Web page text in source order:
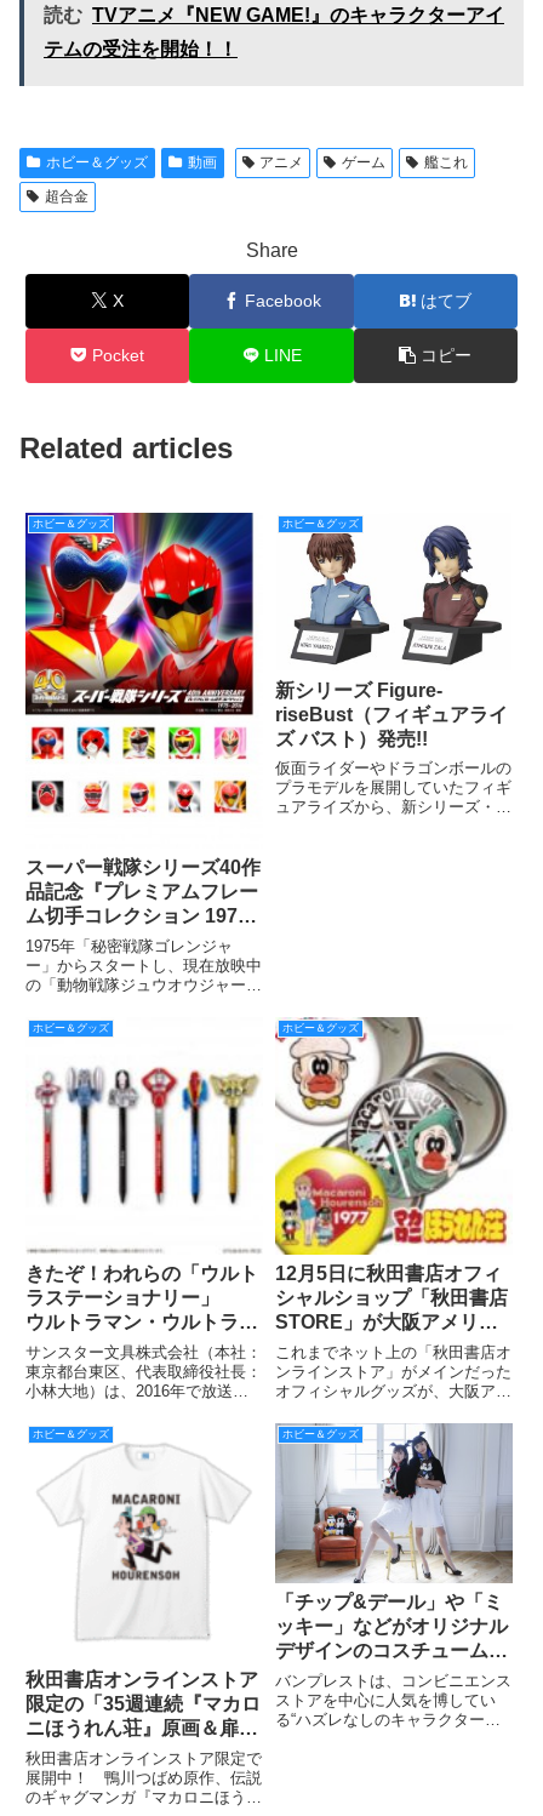
読む TVアニメ『NEW GAME!』のキャラクターアイ
テムの受注を開始！！
ホビー＆グッズ 動画 アニメ ゲーム
艦これ
超合金
Share
X Facebook はてブ
Pocket LINE コピー
Related articles
ホビー＆グッズ
スーパー戦隊シリーズ40作
品記念『プレミアムフレー
ム切手コレクション 1975-
2016』 受注販売中！
1975年「秘密戦隊ゴレンジャ
ー」からスタートし、現在放映中
の「動物戦隊ジュウオウジャー」
代40作品の記念として、「スー
ーズ“初”のオリジナルフレーム
ホビー＆グッズ
新シリーズ Figure-
riseBust（フィギュアライ
ズ バスト）発売!!
仮面ライダーやドラゴンボールの
プラモデルを展開していたフィギ
ュアライズから、新シリーズ・
ホビー＆グッズ
きたぞ！われらの「ウルト
ラステーショナリー」
ウルトラマン・ウルトラセ
ブンの文房具が新登場！
サンスター文具株式会社（本社：
東京都台東区、代表取締役社長：
小林大地）は、2016年で放送開
リーズにちなみ、『ウルトラマ
ン』『ウルトラセブン』の特別な
デザインのステーショナリーシリ
ーズ「ウルトラステーショナリー
ホビー＆グッズ
12月5日に秋田書店オフィ
シャルショップ「秋田書店
STORE」が大阪アメリカ
村にオープン！ ストア限
定の『マカロニほうれん
荘』グッズ発売中！
これまでネット上の「秋田書店オ
ンラインストア」がメインだった
オフィシャルグッズが、大阪アメ
店STORE」でも取り扱いを開
始！ 同時にストア限定グッズも
続々と発売される。ここでは鴨川
つばめ原作の伝説のギャグマンガ
ホビー＆グッズ
秋田書店オンラインストア
限定の「35週連続『マカロ
ニほうれん荘』原画＆扉絵
Tシャツ企画」より第29弾
を紹介！
秋田書店オンラインストア限定で
展開中！ 鴨川つばめ原作、伝説
のギャグマンガ『マカロニほうれ
ホビー＆グッズ
「チップ&デール」や「ミ
ッキー」などがオリジナル
デザインのコスチュームで
登場！ 『一番くじ ディズ
ニー～チップ&デールのい
たずらパーティー！～』
バンプレストは、コンビニエンス
ストアを中心に人気を博してい
る“ハズレなしのキャラクターく